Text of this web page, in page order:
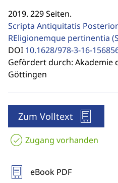
2019. 229 Seiten.
Scripta Antiquitatis
REligionemque pertinentia
DOI 10.1628/978-3-16-
Gefördert durch: Akademie
Göttingen
Zum Volltext
Zugang vorhanden
eBook PDF